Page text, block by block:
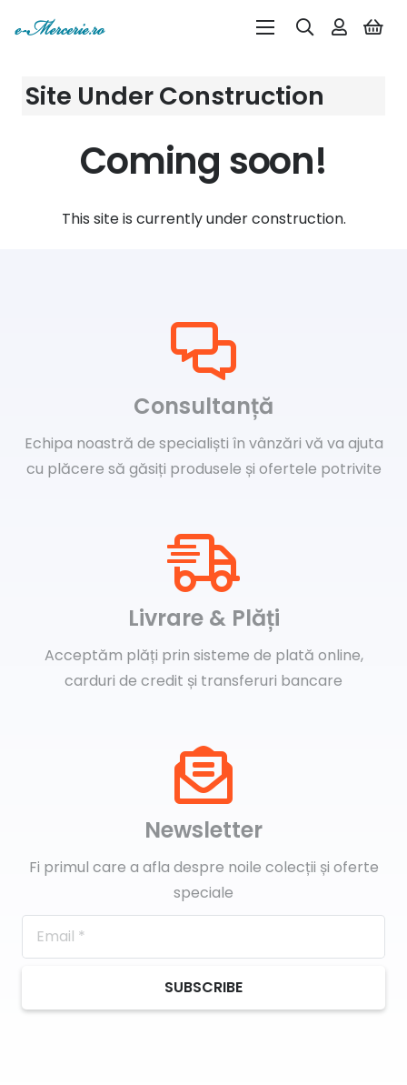
Site Under Construction
Coming soon!
This site is currently under construction.
Consultanță
Echipa noastră de specialiști în vânzări vă va ajuta
cu plăcere să găsiți produsele și ofertele potrivite
Livrare & Plăți
Acceptăm plăți prin sisteme de plată online,
carduri de credit și transferuri bancare
Newsletter
Fi primul care a afla despre noile colecții și oferte
speciale
SUBSCRIBE